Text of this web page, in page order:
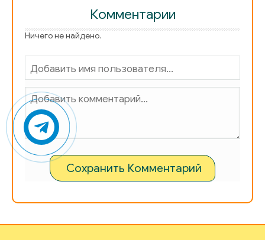
Комментарии
Ничего не найдено.
Сохранить Комментарий